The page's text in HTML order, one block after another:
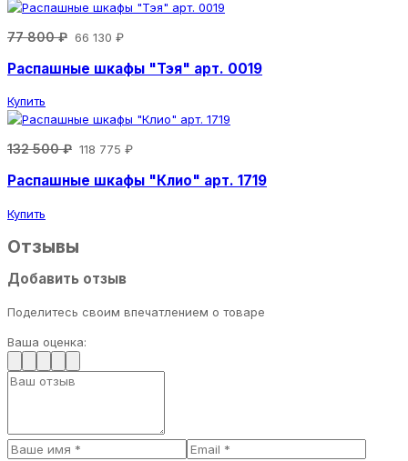
77 800 ₽ 66 130 ₽
Распашные шкафы "Тэя" арт. 0019
Купить
132 500 ₽ 118 775 ₽
Распашные шкафы "Клио" арт. 1719
Купить
Отзывы
Добавить отзыв
Поделитесь своим впечатлением о товаре
Ваша оценка: